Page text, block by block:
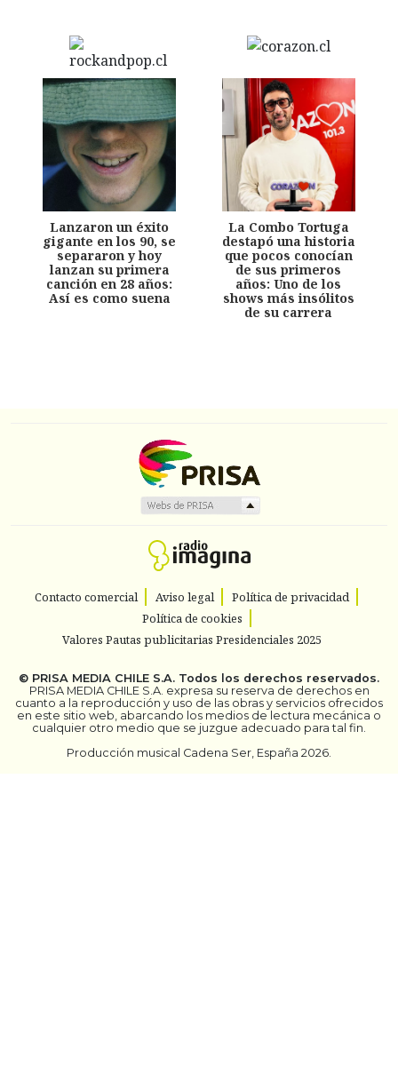
Lanzaron un éxito
gigante en los 90, se
separaron y hoy
lanzan su primera
canción en 28 años:
Así es como suena
La Combo Tortuga
destapó una historia
que pocos conocían
de sus primeros
años: Uno de los
shows más insólitos
de su carrera
Contacto comercial Aviso legal
Política de privacidad
Política de cookies
Valores Pautas publicitarias Presidenciales 2025
© PRISA MEDIA CHILE S.A. Todos los derechos reservados.
PRISA MEDIA CHILE S.A. expresa su reserva de derechos en
cuanto a la reproducción y uso de las obras y servicios ofrecidos
en este sitio web, abarcando los medios de lectura mecánica o
cualquier otro medio que se juzgue adecuado para tal fin.
Producción musical Cadena Ser, España 2026.